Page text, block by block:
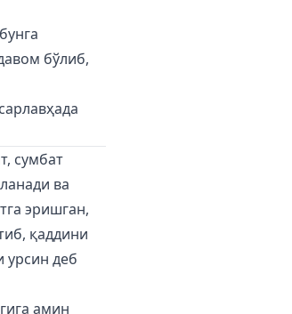
бўлиб,
сумбат
ва
эришган,
қаддини
деб
амин